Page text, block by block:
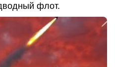
флот.